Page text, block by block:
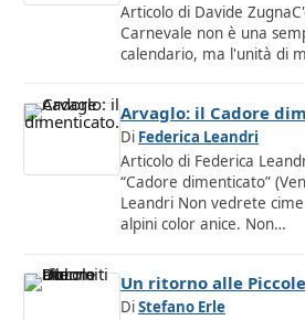
Articolo di Davide
Carnevale non è una
calendario, ma l'unità di
Arvaglo: il Cadore
Di Federica Leandri
Articolo di Federica
“Cadore dimenticato”
Leandri Non vedrete
alpini color anice. Non…
Un ritorno alle
DiStefano Erle